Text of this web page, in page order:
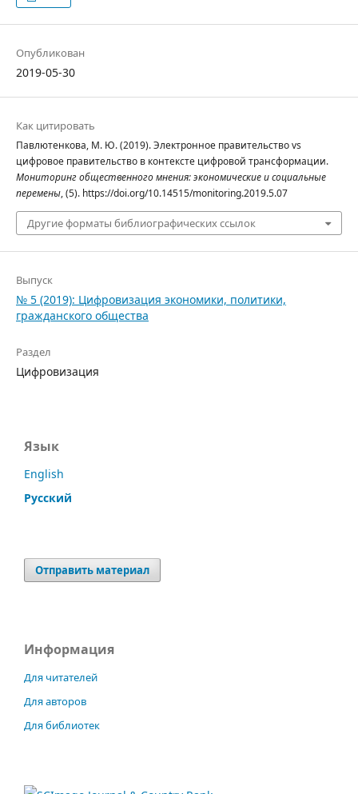
Опубликован
2019-05-30
Как цитировать
Павлютенкова, М. Ю. (2019). Электронное правительство vs
цифровое правительство в контексте цифровой трансформации.
Мониторинг общественного мнения: экономические и социальные
перемены, (5). https://doi.org/10.14515/monitoring.2019.5.07
Другие форматы библиографических ссылок
Выпуск
№ 5 (2019): Цифровизация экономики, политики,
гражданского общества
Раздел
Цифровизация
Язык
English
Русский
Отправить материал
Информация
Для читателей
Для авторов
Для библиотек